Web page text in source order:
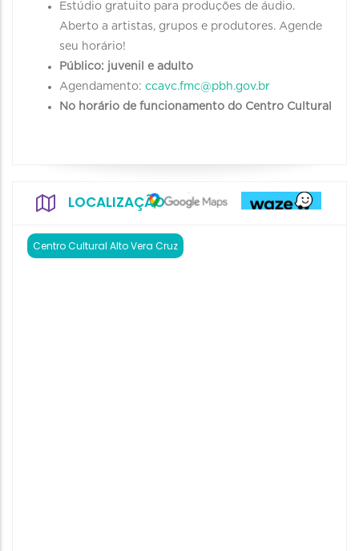
Estúdio gratuito para produções de áudio.
Aberto a artistas, grupos e produtores. Agende
seu horário!
Público: juvenil e adulto
Agendamento: ccavc.fmc@pbh.gov.br
No horário de funcionamento do Centro Cultural
LOCALIZAÇÃO
Centro Cultural Alto Vera Cruz